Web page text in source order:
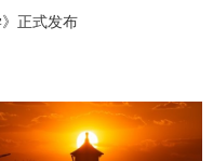
》正式发布